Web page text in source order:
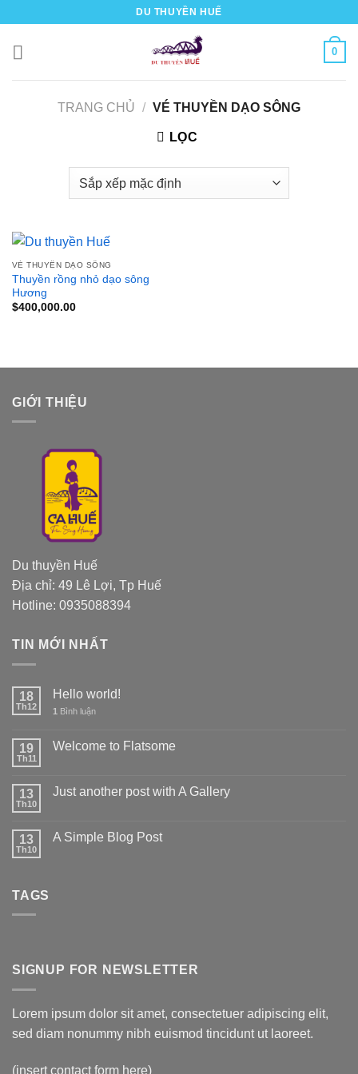
nội
DU THUYỀN HUẾ
0
TRANG CHỦ / VÉ THUYỀN DẠO SÔNG
LỌC
VÉ THUYỀN DẠO SÔNG
Thuyền rồng nhỏ dạo sông
Hương
$400,000.00
GIỚI THIỆU
Du thuyền Huế
Địa chỉ: 49 Lê Lợi, Tp Huế
Hotline: 0935088394
TIN MỚI NHẤT
18
Th12
Hello world!
1 Bình luận
19
Th11
Welcome to Flatsome
13
Th10
Just another post with A Gallery
13
Th10
A Simple Blog Post
TAGS
SIGNUP FOR NEWSLETTER
Lorem ipsum dolor sit amet, consectetuer adipiscing elit,
sed diam nonummy nibh euismod tincidunt ut laoreet.
(insert contact form here)